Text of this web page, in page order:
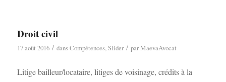
Droit civil
17 août 2016 / dansCompétences,Slider / parMaevaAvocat
Litige bailleur/locataire, litiges de voisinage, crédits à la